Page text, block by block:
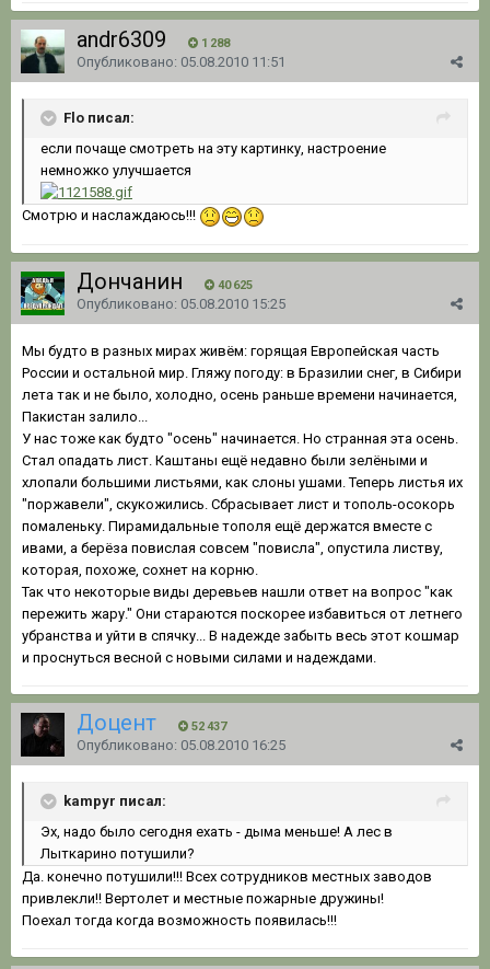
andr6309 1 288
Опубликовано: 05.08.2010 11:51
Flo писал:
если почаще смотреть на эту картинку, настроение
немножко улучшается
Смотрю и наслаждаюсь!!!
Дончанин 40 625
Опубликовано: 05.08.2010 15:25
Мы будто в разных мирах живём: горящая Европейская часть
России и остальной мир. Гляжу погоду: в Бразилии снег, в Сибири
лета так и не было, холодно, осень раньше времени начинается,
Пакистан залило...
У нас тоже как будто "осень" начинается. Но странная эта осень.
Стал опадать лист. Каштаны ещё недавно были зелёными и
хлопали большими листьями, как слоны ушами. Теперь листья их
"поржавели", скукожились. Сбрасывает лист и тополь-осокорь
помаленьку. Пирамидальные тополя ещё держатся вместе с
ивами, а берёза повислая совсем "повисла", опустила листву,
которая, похоже, сохнет на корню.
Так что некоторые виды деревьев нашли ответ на вопрос "как
пережить жару." Они стараются поскорее избавиться от летнего
убранства и уйти в спячку... В надежде забыть весь этот кошмар
и проснуться весной с новыми силами и надеждами.
Доцент 52 437
Опубликовано: 05.08.2010 16:25
kampyr писал:
Эх, надо было сегодня ехать - дыма меньше! А лес в
Лыткарино потушили?
Да. конечно потушили!!! Всех сотрудников местных заводов
привлекли!! Вертолет и местные пожарные дружины!
Поехал тогда когда возможность появилась!!!